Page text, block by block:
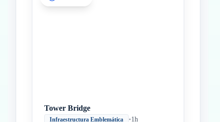
Tower Bridge
Infraestructura Emblemática •1h